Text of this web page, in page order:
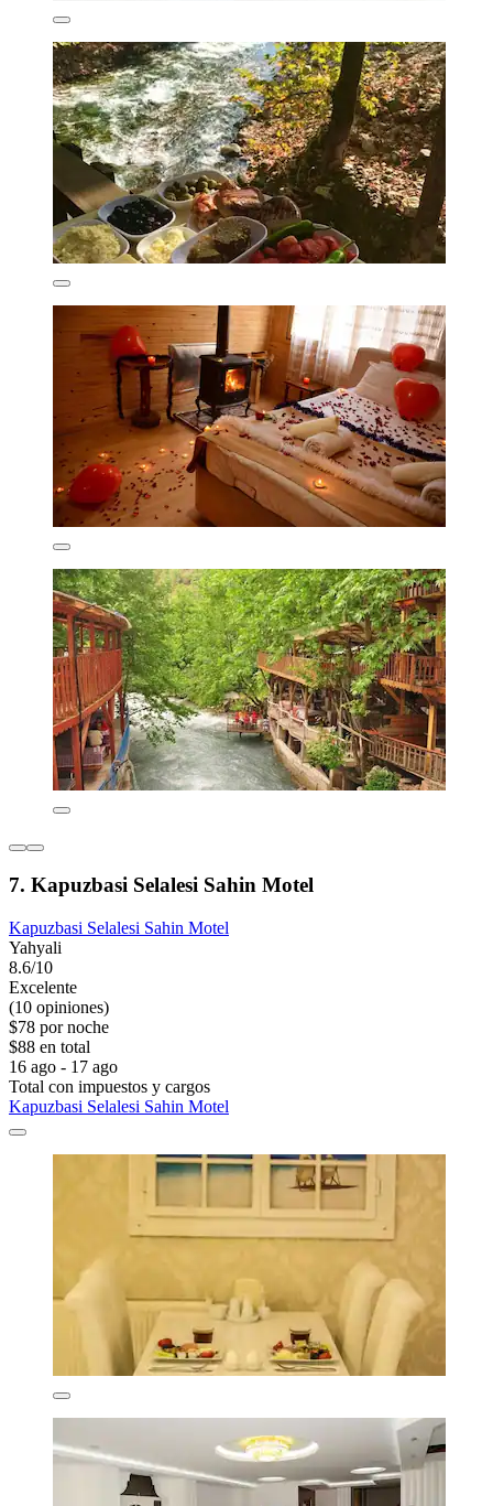
7. Kapuzbasi Selalesi Sahin Motel
Kapuzbasi Selalesi Sahin Motel
Yahyali
8.6/10
Excelente
(10 opiniones)
$78 por noche
$88 en total
16 ago - 17 ago
Total con impuestos y cargos
Kapuzbasi Selalesi Sahin Motel